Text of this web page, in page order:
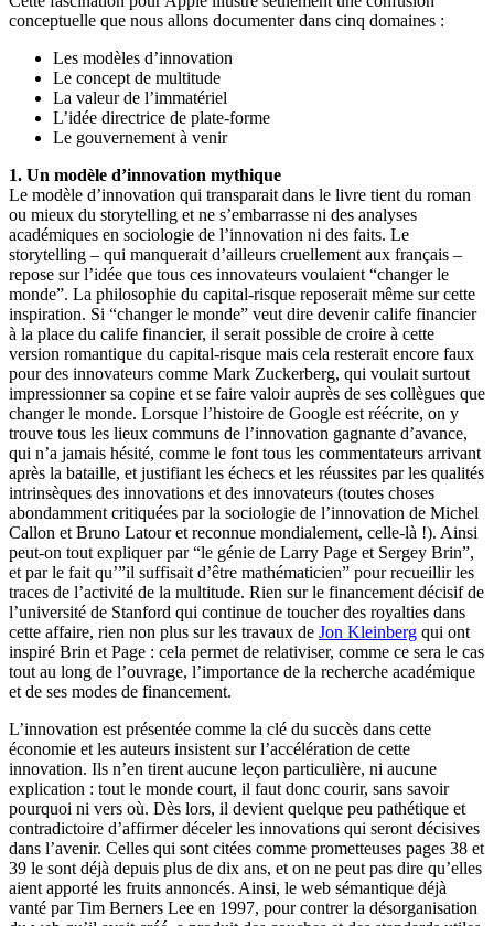
conceptuelle que nous allons documenter dans cinq domaines :
Les modèles d’innovation
Le concept de multitude
La valeur de l’immatériel
L’idée directrice de plate-forme
Le gouvernement à venir
1. Un modèle d’innovation mythique
Le modèle d’innovation qui transparait dans le livre tient du roman
ou mieux du storytelling et ne s’embarrasse ni des analyses
académiques en sociologie de l’innovation ni des faits. Le
storytelling – qui manquerait d’ailleurs cruellement aux français –
repose sur l’idée que tous ces innovateurs voulaient “changer le
monde”. La philosophie du capital-risque reposerait même sur cette
inspiration. Si “changer le monde” veut dire devenir calife financier
à la place du calife financier, il serait possible de croire à cette
version romantique du capital-risque mais cela resterait encore faux
pour des innovateurs comme Mark Zuckerberg, qui voulait surtout
impressionner sa copine et se faire valoir auprès de ses collègues que
changer le monde. Lorsque l’histoire de Google est réécrite, on y
trouve tous les lieux communs de l’innovation gagnante d’avance,
qui n’a jamais hésité, comme le font tous les commentateurs arrivant
après la bataille, et justifiant les échecs et les réussites par les qualités
intrinsèques des innovations et des innovateurs (toutes choses
abondamment critiquées par la sociologie de l’innovation de Michel
Callon et Bruno Latour et reconnue mondialement, celle-là !). Ainsi
peut-on tout expliquer par “le génie de Larry Page et Sergey Brin”,
et par le fait qu’”il suffisait d’être mathématicien” pour recueillir les
traces de l’activité de la multitude. Rien sur le financement décisif de
l’université de Stanford qui continue de toucher des royalties dans
cette affaire, rien non plus sur les travaux de Jon Kleinberg qui ont
inspiré Brin et Page : cela permet de relativiser, comme ce sera le cas
tout au long de l’ouvrage, l’importance de la recherche académique
et de ses modes de financement.
L’innovation est présentée comme la clé du succès dans cette
économie et les auteurs insistent sur l’accélération de cette
innovation. Ils n’en tirent aucune leçon particulière, ni aucune
explication : tout le monde court, il faut donc courir, sans savoir
pourquoi ni vers où. Dès lors, il devient quelque peu pathétique et
contradictoire d’affirmer déceler les innovations qui seront décisives
dans l’avenir. Celles qui sont citées comme prometteuses pages 38 et
39 le sont déjà depuis plus de dix ans, et on ne peut pas dire qu’elles
aient apporté les fruits annoncés. Ainsi, le web sémantique déjà
vanté par Tim Berners Lee en 1997, pour contrer la désorganisation